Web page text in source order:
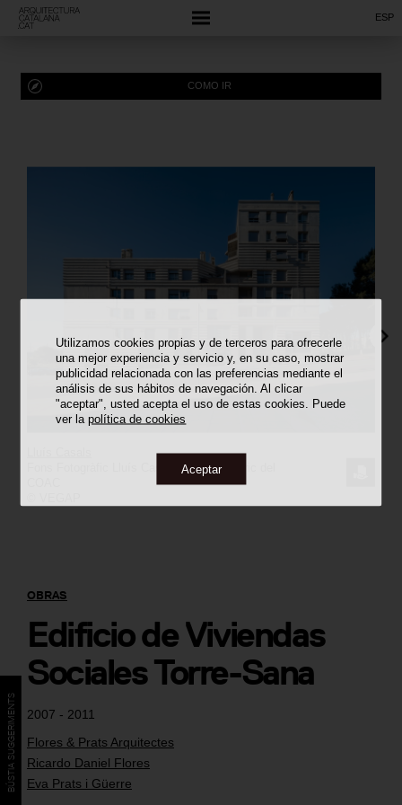
Utilizamos cookies propias y de terceros para ofrecerle
una mejor experiencia y servicio y, en su caso, mostrar
publicidad relacionada con las preferencias mediante el
análisis de sus hábitos de navegación. Al clicar
"aceptar", usted acepta el uso de estas cookies. Puede
ver lapolítica de cookies
Aceptar
ESP
2007 - 2011
Flores & Prats Arquitectes
Ricardo Daniel Flores
Eva Prats i Güerre
OBRAS
Edificio de Viviendas
Sociales Torre-Sana
COMO IR
Fons Fotogràfic Lluís Casals / Arxiu Històric del
BÚSTIA SUGGERIMENTS